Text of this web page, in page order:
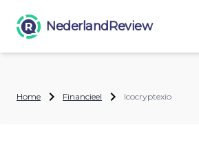
NederlandReview
Home Financieel Icocryptexio